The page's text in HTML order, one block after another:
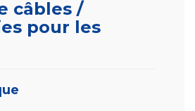
câbles /
pour les